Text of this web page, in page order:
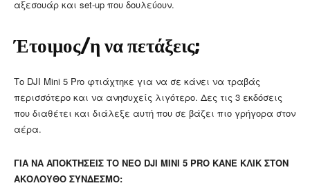
αξεσουάρ και set-up που δουλεύουν.
Έτοιμος/η να πετάξεις;
Το DJI Mini 5 Pro φτιάχτηκε για να σε κάνει να τραβάς
περισσότερο και να ανησυχείς λιγότερο. Δες τις 3 εκδόσεις
που διαθέτει και διάλεξε αυτή που σε βάζει πιο γρήγορα στον
αέρα.
ΓΙΑ ΝΑ ΑΠΟΚΤΗΣΕΙΣ ΤΟ ΝΕΟ DJI MINI 5 PRO ΚΑΝΕ ΚΛΙΚ ΣΤΟΝ
ΑΚΟΛΟΥΘΟ ΣΥΝΔΕΣΜΟ: